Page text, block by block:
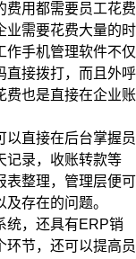
费用都需要员工花费
业需要花费大量的时
作手机管理软件不仅
直接拨打，而且外呼
费也是直接在企业账
直接在后台掌握员
记录，收账转款等
表整理，管理层便可
存在的问题。
，还具有ERP销
环节，还可以提高员